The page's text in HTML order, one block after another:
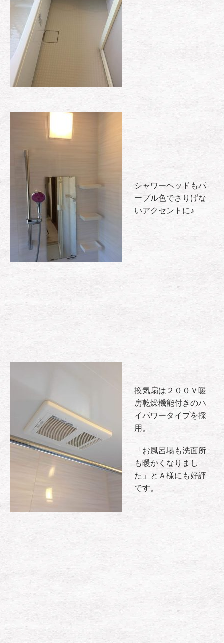
シャワーヘッドもパ
ープル色でさりげな
いアクセントに♪
換気扇は２００Ｖ暖
房乾燥機能付きのハ
イパワータイプを採
用。
「お風呂場も洗面所
も暖かくなりまし
た」とＡ様にも好評
です。